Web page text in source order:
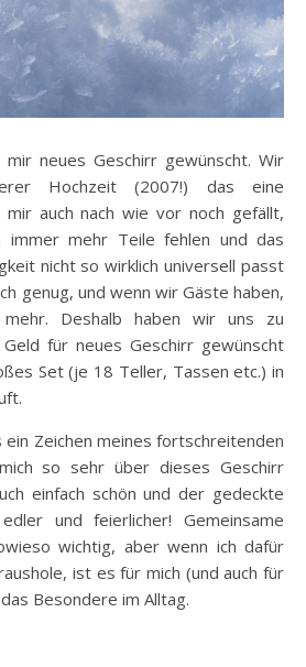
mir neues Geschirr gewünscht. Wir
Hochzeit (2007!) das eine
auch nach wie vor noch gefällt,
immer mehr Teile fehlen und das
nicht so wirklich universell passt
genug, und wenn wir Gäste haben,
Deshalb haben wir uns zu
für neues Geschirr gewünscht
Set (je 18 Teller, Tassen etc.) in
ein Zeichen meines fortschreitenden
so sehr über dieses Geschirr
einfach schön und der gedeckte
und feierlicher! Gemeinsame
wichtig, aber wenn ich dafür
ist es für mich (und auch für
Besondere im Alltag.